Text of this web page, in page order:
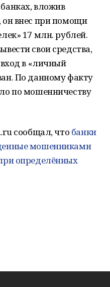
вложив
он внес при помощи
17 млн. рублей.
свои средства,
в «личный
По данному факту
по мошенничеству
сообщал, что банки
мошенниками
определённых